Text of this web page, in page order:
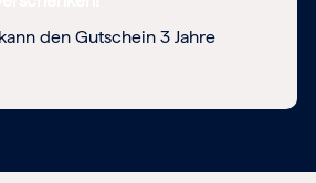
den Gutschein 3 Jahre